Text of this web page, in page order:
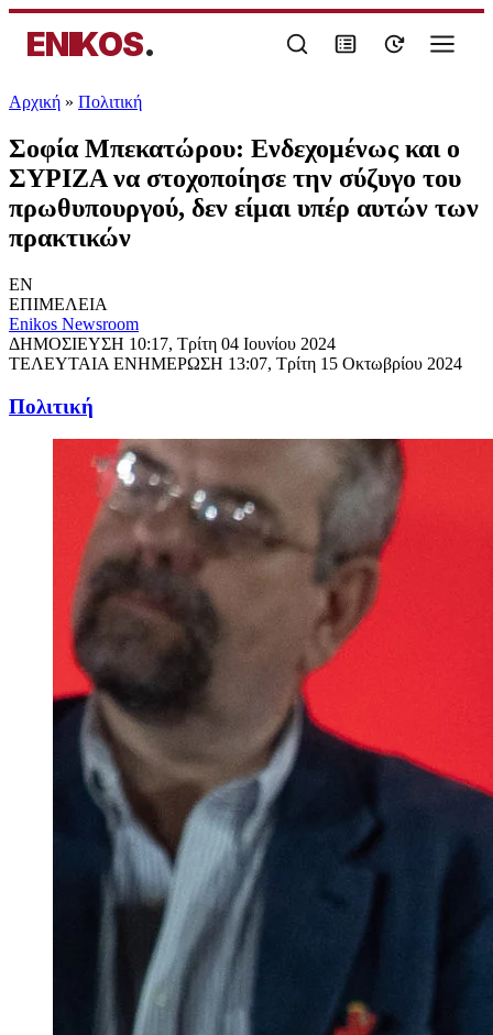
ENIKOS.
Αρχική » Πολιτική
Σοφία Μπεκατώρου: Ενδεχομένως και ο
ΣΥΡΙΖΑ να στοχοποίησε την σύζυγο του
πρωθυπουργού, δεν είμαι υπέρ αυτών των
πρακτικών
EN
ΕΠΙΜΕΛΕΙΑ
Enikos Newsroom
ΔΗΜΟΣΙΕΥΣΗ 10:17, Τρίτη 04 Ιουνίου 2024
ΤΕΛΕΥΤΑΙΑ ΕΝΗΜΕΡΩΣΗ 13:07, Τρίτη 15 Οκτωβρίου 2024
Πολιτική